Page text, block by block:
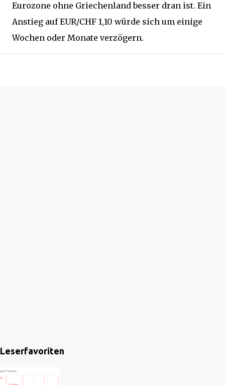
Eurozone ohne Griechenland besser dran ist. Ein
Anstieg auf EUR/CHF 1,10 würde sich um einige
Wochen oder Monate verzögern.
Leserfavoriten